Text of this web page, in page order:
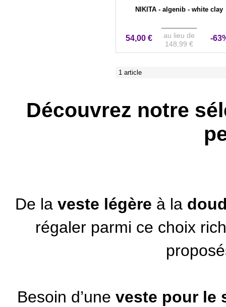
NIKITA - algenib - white clay
54,00 €
au lieu de
148,99 €
-
1 article
Découvrez notre
De la veste légère à la
régaler parmi ce choix
Besoin d’une veste pour le